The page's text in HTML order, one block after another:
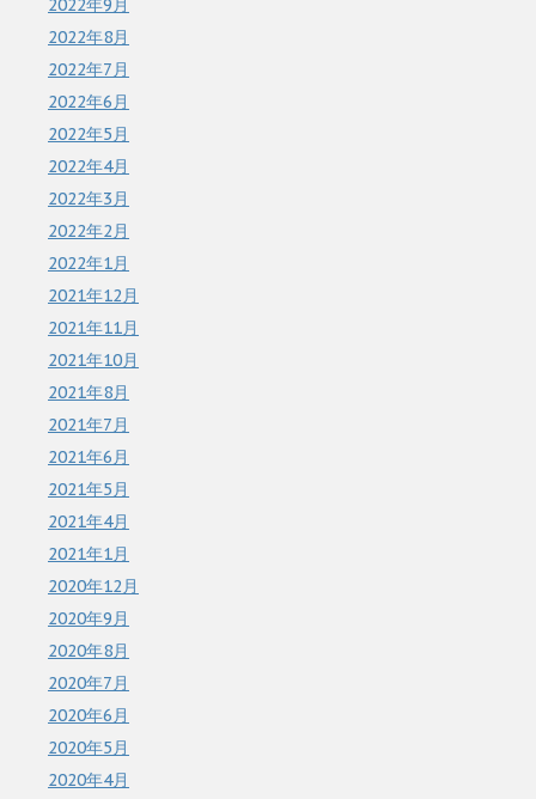
2022年9月
2022年8月
2022年7月
2022年6月
2022年5月
2022年4月
2022年3月
2022年2月
2022年1月
2021年12月
2021年11月
2021年10月
2021年8月
2021年7月
2021年6月
2021年5月
2021年4月
2021年1月
2020年12月
2020年9月
2020年8月
2020年7月
2020年6月
2020年5月
2020年4月